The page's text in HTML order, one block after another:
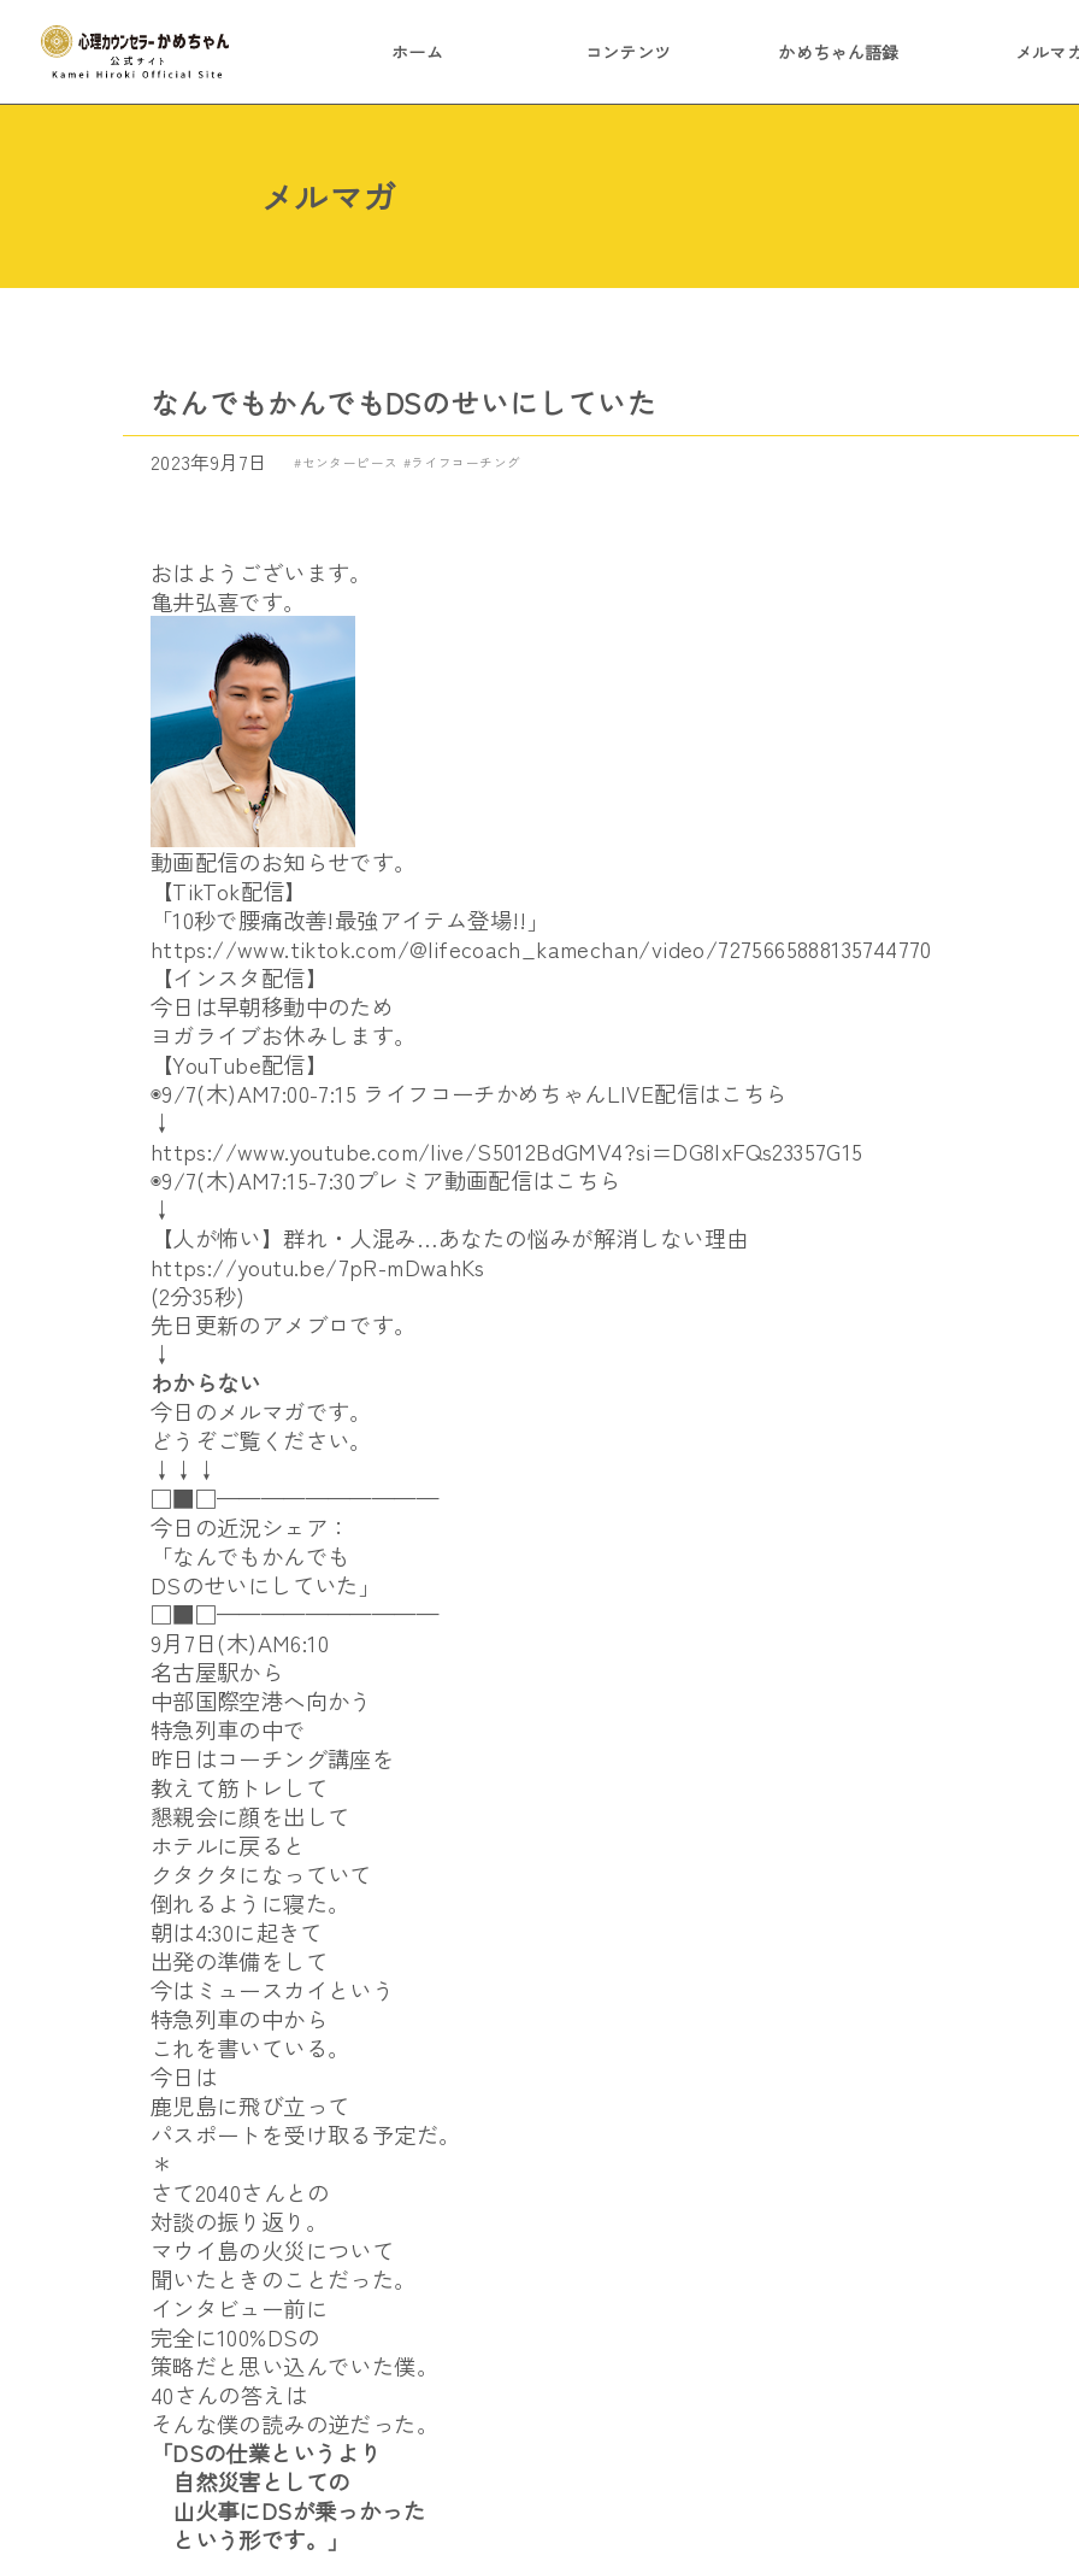
ホーム コンテンツ かめちゃん語録 メルマ
メルマガ
なんでもかんでもDSのせいにしていた
2023年9月7日 センターピース ライフコーチング
おはようございます。
亀井弘喜です。
動画配信のお知らせです。
【TikTok配信】
「10秒で腰痛改善!最強アイテム登場!!」
https://www.tiktok.com/@lifecoach_kamechan/video/7275665888135744770
【インスタ配信】
今日は早朝移動中のため
ヨガライブお休みします。
【YouTube配信】
◉9/7(木)AM7:00-7:15 ライフコーチかめちゃんLIVE配信はこちら
↓
https://www.youtube.com/live/S5012BdGMV4?si=DG8IxFQs23357G15
◉9/7(木)AM7:15-7:30プレミア動画配信はこちら
↓
【人が怖い】群れ・人混み…あなたの悩みが解消しない理由
https://youtu.be/7pR-mDwahKs
(2分35秒)
先日更新のアメブロです。
↓
わからない
今日のメルマガです。
どうぞご覧ください。
↓↓↓
□■□——————————
今日の近況シェア：
「なんでもかんでも
DSのせいにしていた」
□■□——————————
9月7日(木)AM6:10
名古屋駅から
中部国際空港へ向かう
特急列車の中で
昨日はコーチング講座を
教えて筋トレして
懇親会に顔を出して
ホテルに戻ると
クタクタになっていて
倒れるように寝た。
朝は4:30に起きて
出発の準備をして
今はミュースカイという
特急列車の中から
これを書いている。
今日は
鹿児島に飛び立って
パスポートを受け取る予定だ。
＊
さて2040さんとの
対談の振り返り。
マウイ島の火災について
聞いたときのことだった。
インタビュー前に
完全に100%DSの
策略だと思い込んでいた僕。
40さんの答えは
そんな僕の読みの逆だった。
「DSの仕業というより
自然災害としての
山火事にDSが乗っかった
という形です。」